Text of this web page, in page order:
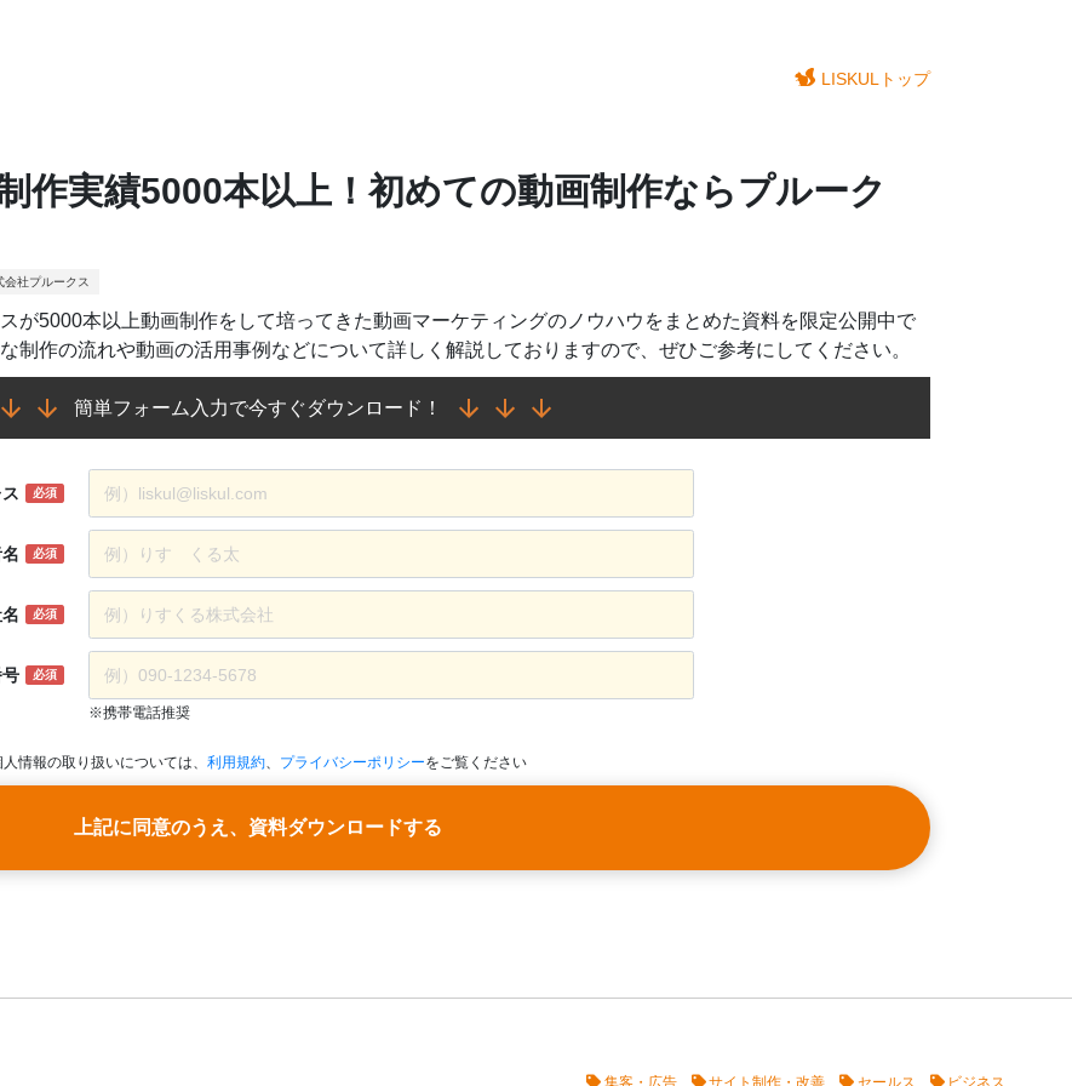
LISKULトップ
作実績5000本以上！初めての動画制作ならプルーク
会社プルークス
が5000本以上動画制作をして培ってきた動画マーケティングのノウハウをまとめた資料を限定公開中で
制作の流れや動画の活用事例などについて詳しく解説しておりますので、ぜひご参考にしてください。
簡単フォーム入力で今すぐダウンロード！
必須
必須
必須
必須
※携帯電話推奨
人情報の取り扱いについては、 利用規約、 プライバシーポリシーをご覧ください
上記に同意のうえ、資料ダウンロードする
集客・広告 サイト制作・改善 セールス ビジネス